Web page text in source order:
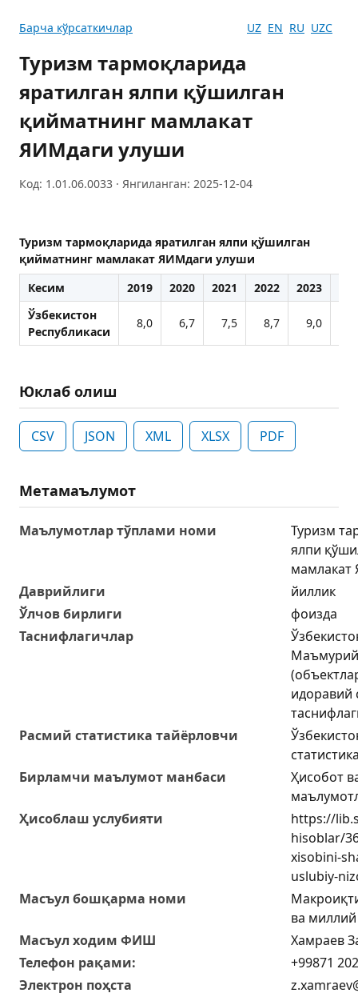
Барча кўрсаткичлар UZ EN RU UZC
Туризм тармоқларида
яратилган ялпи қўшилган
қийматнинг мамлакат
ЯИМдаги улуши
Код: 1.01.06.0033 · Янгиланган: 2025-12-04
Туризм тармоқларида яратилган ялпи қўшилган
қийматнинг мамлакат ЯИМдаги улуши
Кесим
2019 2020 2021 2022 2023
Ўзбекистон
Республикаси
8,0 6,7 7,5 8,7 9,0
Юклаб олиш
CSV JSON XML XLSX PDF
Метамаълумот
Маълумотлар тўплами номи
Туризм
ялпи
Даврийлиги
йиллик
Ўлчов бирлиги
фоизда
Таснифлагичлар
идоравий
Расмий статистика тайёрловчи
Бирламчи маълумот манбаси
Ҳисобот
Ҳисоблаш услубияти
https://
hisoblar/
xisobini-
uslubiy-
Масъул бошқарма номи
ва
Масъул ходим ФИШ
Хамраев
Телефон рақами:
+99871
Электрон поҳcта